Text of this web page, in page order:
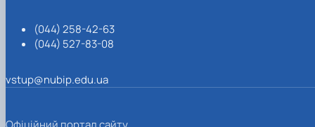
(044) 258-42-63
(044) 527-83-08
vstup@nubip.edu.ua